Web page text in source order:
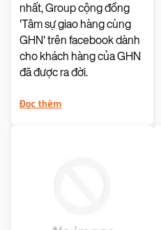
nhất, Group cộng đồng
'Tâm sự giao hàng cùng
GHN' trên facebook dành
cho khách hàng của GHN
đã được ra đời.
Đọc thêm